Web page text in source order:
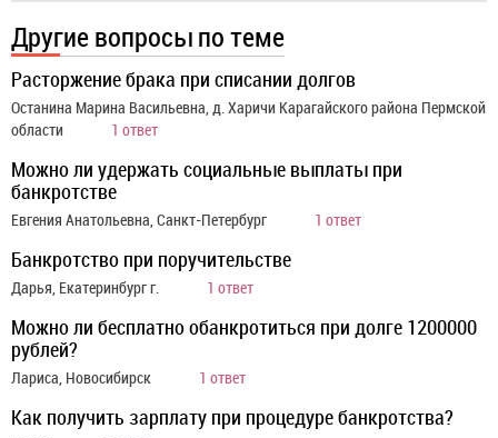
Другие вопросы по теме
Расторжение брака при списании долгов
Останина Марина Васильевна, д. Харичи Карагайского района Пермской
области
1 ответ
Можно ли удержать социальные выплаты при
банкротстве
Евгения Анатольевна, Санкт-Петербург 1 ответ
Банкротство при поручительстве
Дарья, Екатеринбург г. 1 ответ
Можно ли бесплатно обанкротиться при долге 1200000
рублей?
Лариса, Новосибирск 1 ответ
Как получить зарплату при процедуре банкротства?